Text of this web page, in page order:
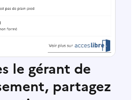
le gérant de
partagez